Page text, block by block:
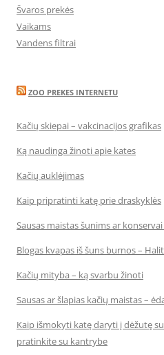
Švaros prekės
Vaikams
Vandens filtrai
ZOO PREKES INTERNETU
Kačių skiepai – vakcinacijos grafikas
Ką naudinga žinoti apie kates
Kačių auklėjimas
Kaip pripratinti katę prie draskyklės
Sausas maistas šunims ar
Blogas kvapas iš šuns burnos –
Kačių mityba – ką svarbu žinoti
Sausas ar šlapias kačių maistas –
Kaip išmokyti katę daryti į dėžutę
pratinkite su kantrybe